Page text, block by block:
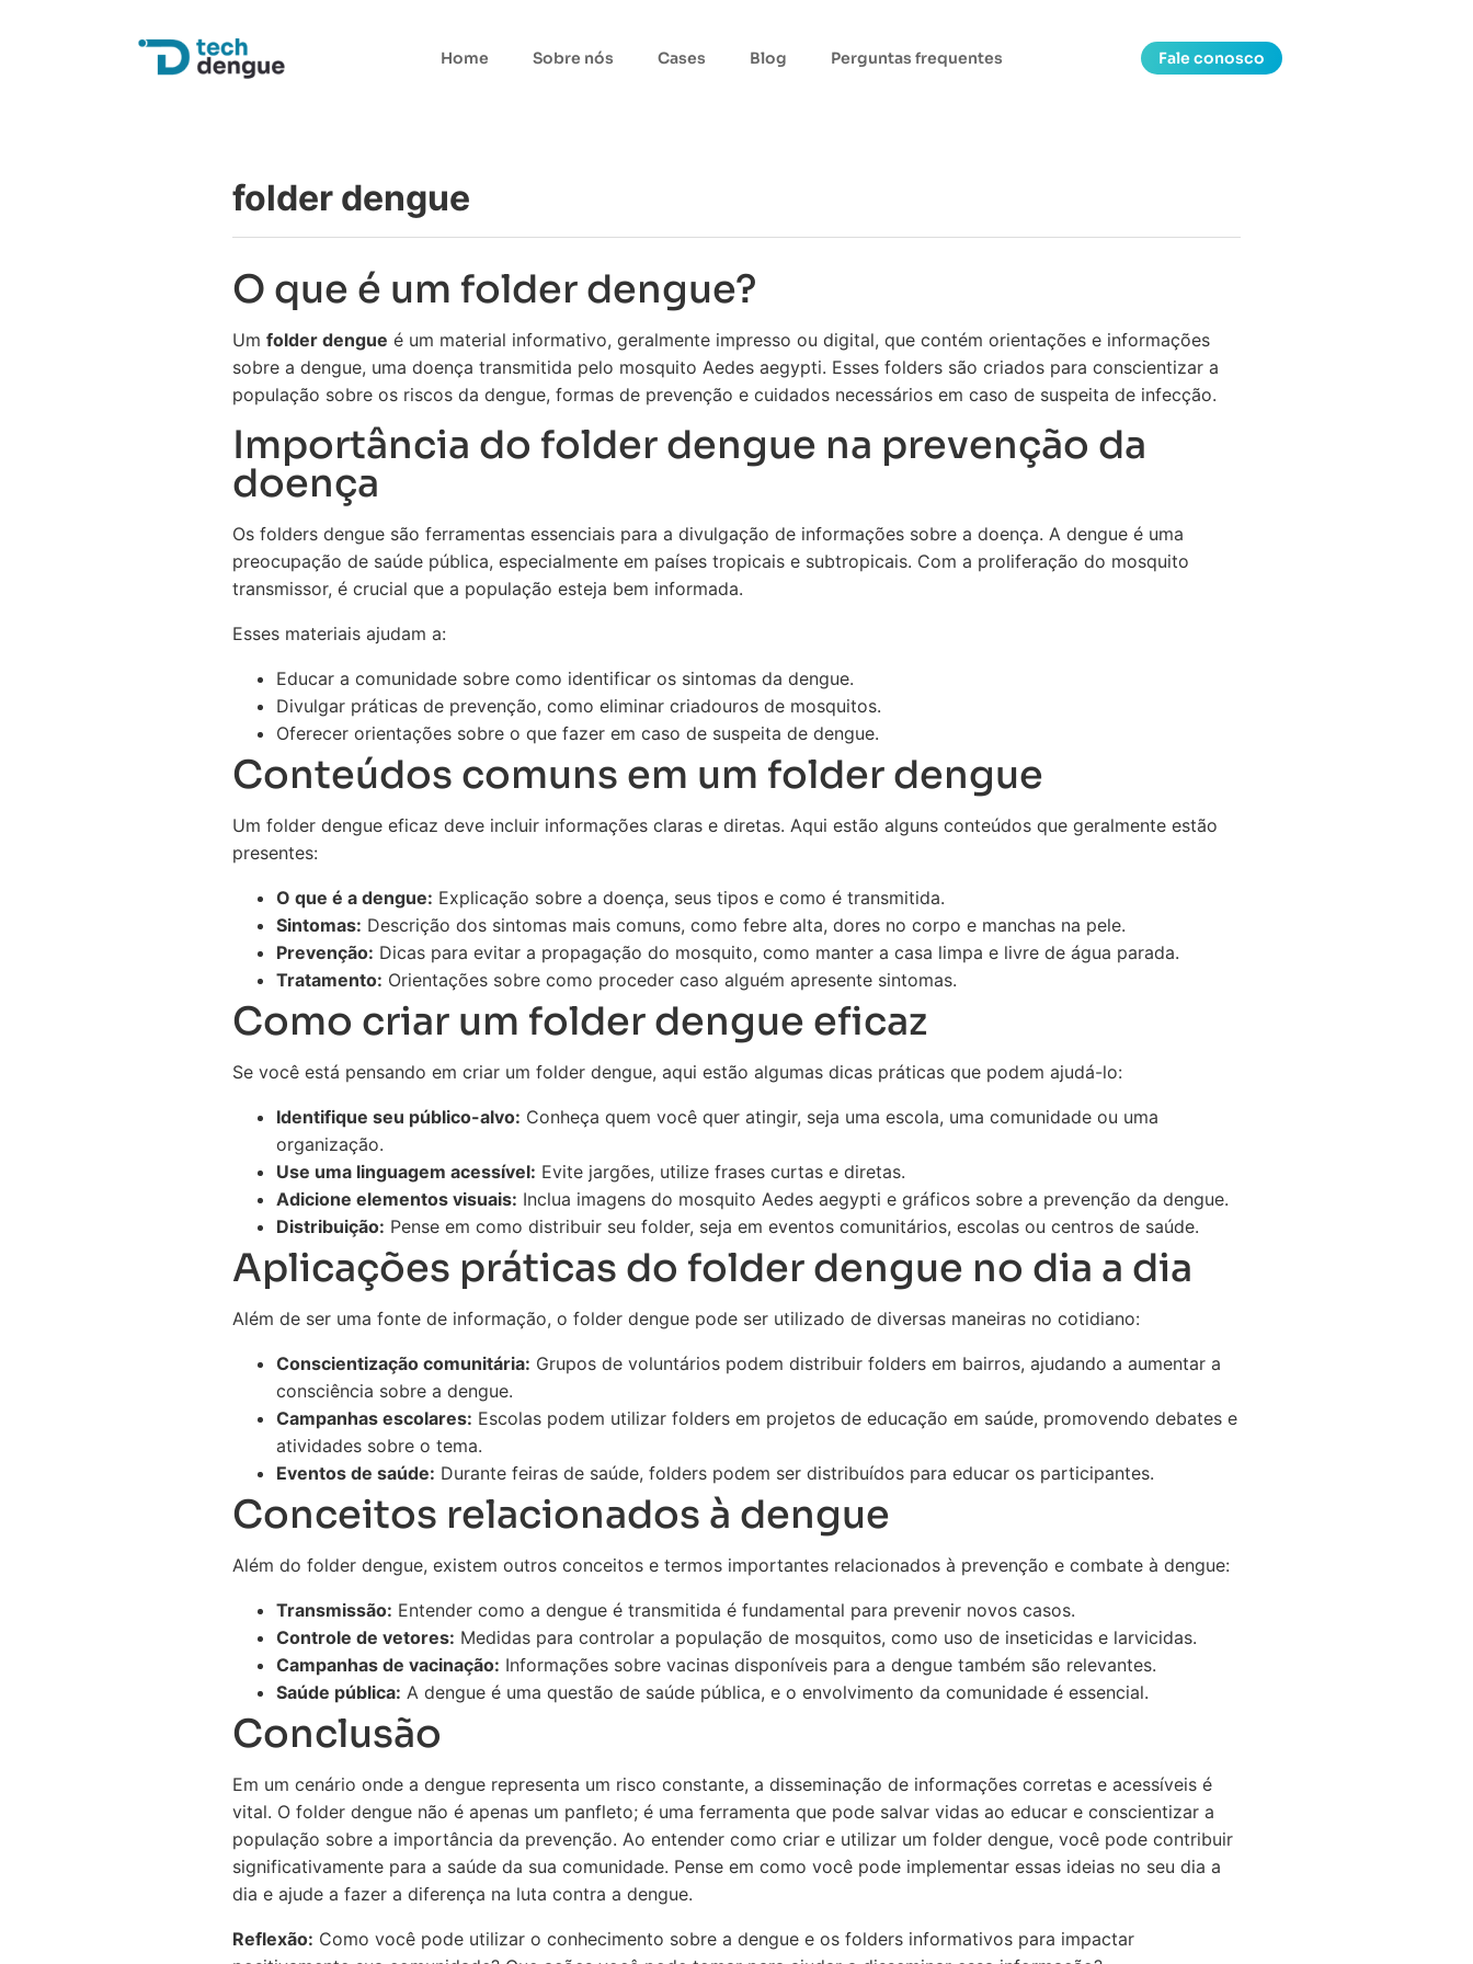
Home Sobre nós Cases Blog Perguntas frequentes Fale conosco
folder dengue
O que é um folder dengue?
Um folder dengue é um material informativo, geralmente impresso ou digital, que contém orientações e informações
sobre a dengue, uma doença transmitida pelo mosquito Aedes aegypti. Esses folders são criados para conscientizar a
população sobre os riscos da dengue, formas de prevenção e cuidados necessários em caso de suspeita de infecção.
Importância do folder dengue na prevenção da
doença
Os folders dengue são ferramentas essenciais para a divulgação de informações sobre a doença. A dengue é uma
preocupação de saúde pública, especialmente em países tropicais e subtropicais. Com a proliferação do mosquito
transmissor, é crucial que a população esteja bem informada.
Esses materiais ajudam a:
Educar a comunidade sobre como identificar os sintomas da dengue.
Divulgar práticas de prevenção, como eliminar criadouros de mosquitos.
Oferecer orientações sobre o que fazer em caso de suspeita de dengue.
Conteúdos comuns em um folder dengue
Um folder dengue eficaz deve incluir informações claras e diretas. Aqui estão alguns conteúdos que geralmente estão
presentes:
O que é a dengue: Explicação sobre a doença, seus tipos e como é transmitida.
Sintomas: Descrição dos sintomas mais comuns, como febre alta, dores no corpo e manchas na pele.
Prevenção: Dicas para evitar a propagação do mosquito, como manter a casa limpa e livre de água parada.
Tratamento: Orientações sobre como proceder caso alguém apresente sintomas.
Como criar um folder dengue eficaz
Se você está pensando em criar um folder dengue, aqui estão algumas dicas práticas que podem ajudá-lo:
Identifique seu público-alvo: Conheça quem você quer atingir, seja uma escola, uma comunidade ou uma
organização.
Use uma linguagem acessível: Evite jargões, utilize frases curtas e diretas.
Adicione elementos visuais: Inclua imagens do mosquito Aedes aegypti e gráficos sobre a prevenção da dengue.
Distribuição: Pense em como distribuir seu folder, seja em eventos comunitários, escolas ou centros de saúde.
Aplicações práticas do folder dengue no dia a dia
Além de ser uma fonte de informação, o folder dengue pode ser utilizado de diversas maneiras no cotidiano:
Conscientização comunitária: Grupos de voluntários podem distribuir folders em bairros, ajudando a aumentar a
consciência sobre a dengue.
Campanhas escolares: Escolas podem utilizar folders em projetos de educação em saúde, promovendo debates e
atividades sobre o tema.
Eventos de saúde: Durante feiras de saúde, folders podem ser distribuídos para educar os participantes.
Conceitos relacionados à dengue
Além do folder dengue, existem outros conceitos e termos importantes relacionados à prevenção e combate à dengue:
Transmissão: Entender como a dengue é transmitida é fundamental para prevenir novos casos.
Controle de vetores: Medidas para controlar a população de mosquitos, como uso de inseticidas e larvicidas.
Campanhas de vacinação: Informações sobre vacinas disponíveis para a dengue também são relevantes.
Saúde pública: A dengue é uma questão de saúde pública, e o envolvimento da comunidade é essencial.
Conclusão
Em um cenário onde a dengue representa um risco constante, a disseminação de informações corretas e acessíveis é
vital. O folder dengue não é apenas um panfleto; é uma ferramenta que pode salvar vidas ao educar e conscientizar a
população sobre a importância da prevenção. Ao entender como criar e utilizar um folder dengue, você pode contribuir
significativamente para a saúde da sua comunidade. Pense em como você pode implementar essas ideias no seu dia a
dia e ajude a fazer a diferença na luta contra a dengue.
Reflexão: Como você pode utilizar o conhecimento sobre a dengue e os folders informativos para impactar